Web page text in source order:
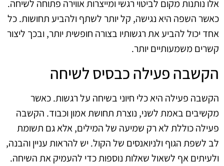
אלו נותנות מקום לביטוי רגשי ומייצרות אווירה פתוחה לשיחה.
כאשר השפה היא נגישה, קל יותר לשתף ולהביע תחושות. כל
אחד יכול להביע את רגשותיו בצורה חופשית יותר, ובכך ליצור
קשרים משמעותיים יותר.
הקשבה פעילה כבסיס לשיחה
הקשבה פעילה היא כלי חיוני בשיחה על רגשות. כאשר
מקשיבים באמת לשני, נוצרת תחושת אמון וכבוד. הקשבה
פעילה כוללת לא רק שמיעה של המילים, אלא גם תשומת
לב לשפת הגוף ולניואנסים של הקול. יש להראות עניין והבנה,
ולעיתים אף לשאול שאלות נוספות כדי להעמיק את השיחה.